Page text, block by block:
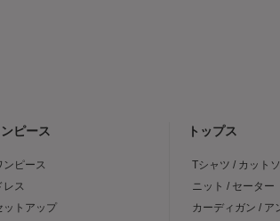
ピース
ンピース
レス
ットアップ
トップス
Tシャツ / カット
ニット / セーター
カーディガン / ア